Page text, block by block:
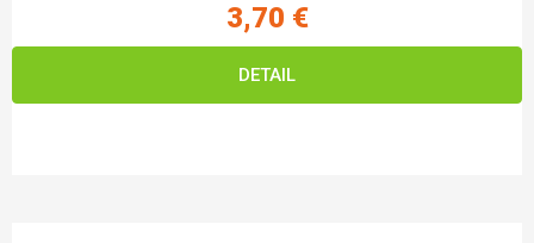
3,70 €
DETAIL